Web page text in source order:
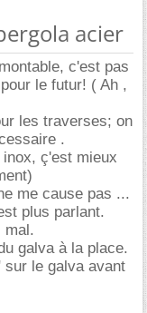
acier
c'est pas
le futur! ( Ah ,
les traverses; on
.
ç'est mieux
me cause pas ...
plus parlant.
mal.
galva à la place.
sur le galva avant